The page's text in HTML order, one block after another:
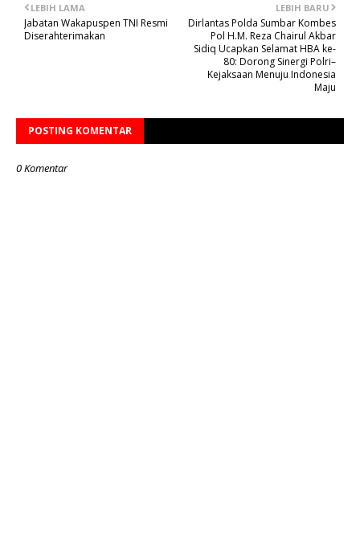
LEBIH BARU
Dirlantas Polda Sumbar Kombes
Pol H.M. Reza Chairul Akbar
Sidiq Ucapkan Selamat HBA ke-
80: Dorong Sinergi Polri–
Kejaksaan Menuju Indonesia
Maju
LEBIH LAMA
Jabatan Wakapuspen TNI Resmi
Diserahterimakan
POSTING KOMENTAR
0 Komentar